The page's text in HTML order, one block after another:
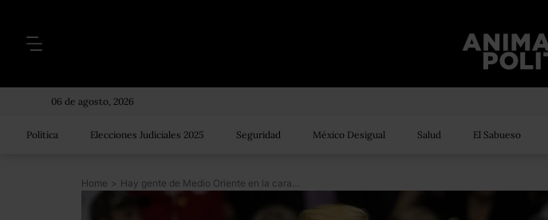
06 de agosto, 2026
Política Elecciones Judiciales 2025 Seguridad México Desigual Salud El Sabueso
Home > Hay gente de Medio Oriente en la caravana: Trump es desmentido por ONG, prensa de EU y hasta un republicano